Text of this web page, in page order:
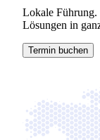
Lokale
Lösungen in
Termin buchen